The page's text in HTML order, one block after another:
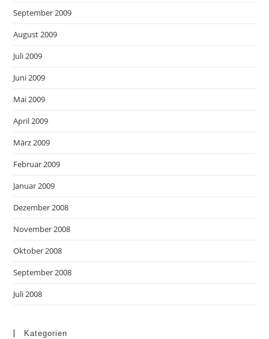
September 2009
August 2009
Juli 2009
Juni 2009
Mai 2009
April 2009
März 2009
Februar 2009
Januar 2009
Dezember 2008
November 2008
Oktober 2008
September 2008
Juli 2008
Kategorien